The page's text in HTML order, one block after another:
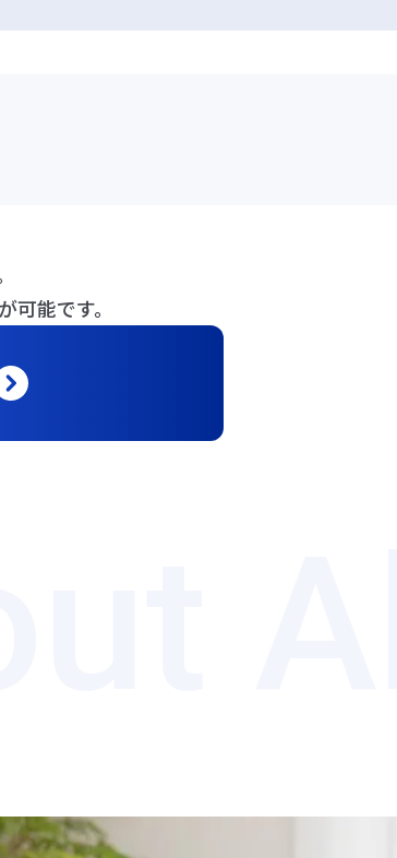
は
つながる基礎スキ
リキュラム。
能です。